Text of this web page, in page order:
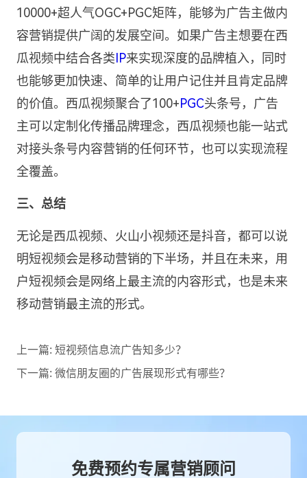
10000+超人气OGC+PGC矩阵，能够为广告主做内
容营销提供广阔的发展空间。如果广告主想要在西
瓜视频中结合各类 IP来实现深度的品牌植入，同时
也能够更加快速、简单的让用户记住并且肯定品牌
的价值。西瓜视频聚合了100+PGC头条号，广告
主可以定制化传播品牌理念，西瓜视频也能一站式
对接头条号内容营销的任何环节，也可以实现流程
全覆盖。
三、总结
无论是西瓜视频、火山小视频还是抖音，都可以说
明短视频会是移动营销的下半场，并且在未来，用
户短视频会是网络上最主流的内容形式，也是未来
移动营销最主流的形式。
上一篇:短视频信息流广告知多少？
下一篇:微信朋友圈的广告展现形式有哪些？
免费预约专属营销顾问